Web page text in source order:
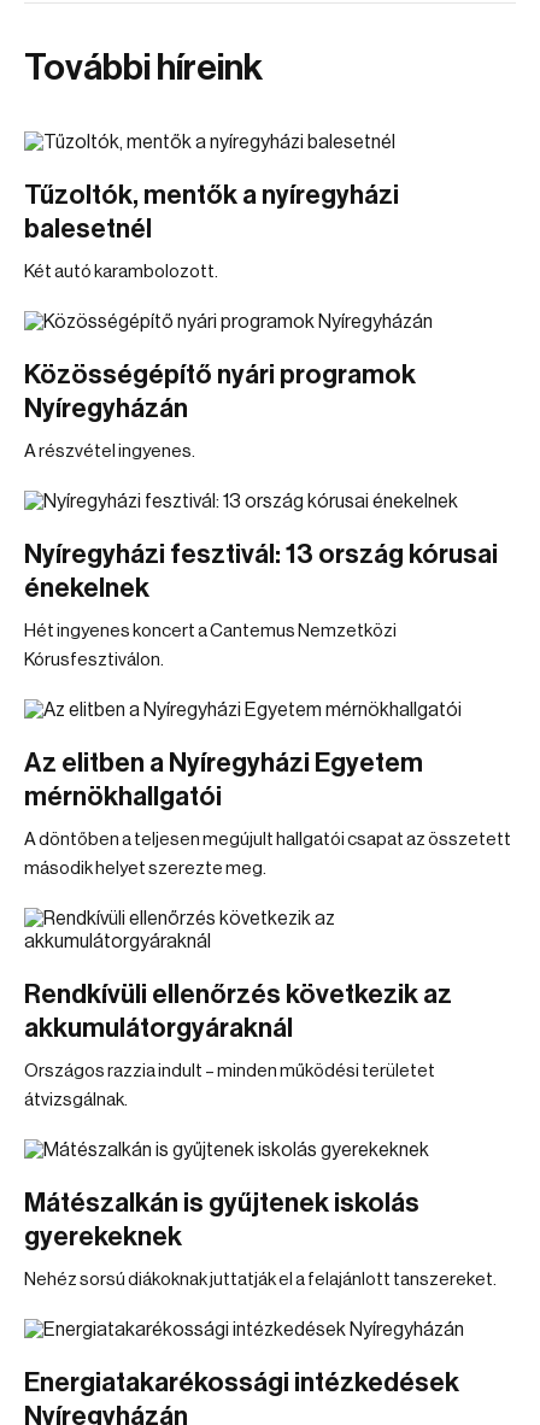
További híreink
Tűzoltók, mentők a nyíregyházi
balesetnél
Két autó karambolozott.
Közösségépítő nyári programok
Nyíregyházán
A részvétel ingyenes.
Nyíregyházi fesztivál: 13 ország kórusai
énekelnek
Hét ingyenes koncert a Cantemus Nemzetközi
Kórusfesztiválon.
Az elitben a Nyíregyházi Egyetem
mérnökhallgatói
A döntőben a teljesen megújult hallgatói csapat az összetett
második helyet szerezte meg.
Rendkívüli ellenőrzés következik az
akkumulátorgyáraknál
Országos razzia indult – minden működési területet
átvizsgálnak.
Mátészalkán is gyűjtenek iskolás
gyerekeknek
Nehéz sorsú diákoknak juttatják el a felajánlott tanszereket.
Energiatakarékossági intézkedések
Nyíregyházán